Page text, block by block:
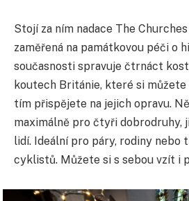
Stojí za ním nadace The
zaměřená na památkovou péči o
současnosti spravuje čtrnáct
koutech Británie, které si můžete
tím přispějete na jejich opravu.
maximálně pro čtyři dobrodruhy,
lidí. Ideální pro páry, rodiny nebo
cyklistů. Můžete si s sebou vzít i